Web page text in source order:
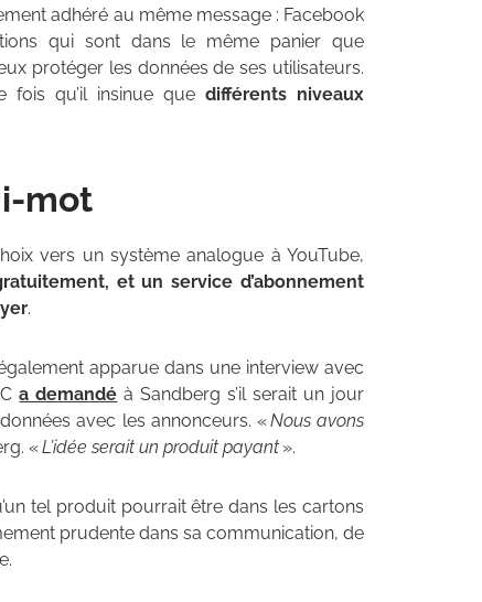
adhéré au même message : Facebook
qui sont dans le même panier que
protéger les données de ses utilisateurs.
fois qu’il insinue que différents niveaux
mot
vers un système analogue à YouTube,
et un service d’abonnement
.
apparue dans une interview avec
a demandé à Sandberg s’il serait un jour
avec les annonceurs. «Nous avons
«L’idée serait un produit payant ».
tel produit pourrait être dans les cartons
prudente dans sa communication, de